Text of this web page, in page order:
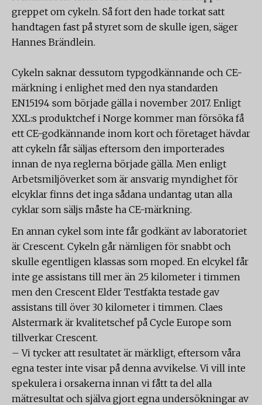
greppet om cykeln. Så fort den hade torkat satt
handtagen fast på styret som de skulle igen, säger
Hannes Brändlein.
Cykeln saknar dessutom typgodkännande och CE-
märkning i enlighet med den nya standarden
EN15194 som började gälla i november 2017. Enligt
XXL:s produktchef i Norge kommer man försöka få
ett CE-godkännande inom kort och företaget hävdar
att cykeln får säljas eftersom den importerades
innan de nya reglerna började gälla. Men enligt
Arbetsmiljöverket som är ansvarig myndighet för
elcyklar finns det inga sådana undantag utan alla
cyklar som säljs måste ha CE-märkning.
En annan cykel som inte får godkänt av laboratoriet
är Crescent. Cykeln går nämligen för snabbt och
skulle egentligen klassas som moped. En elcykel får
inte ge assistans till mer än 25 kilometer i timmen
men den Crescent Elder Testfakta testade gav
assistans till över 30 kilometer i timmen. Claes
Alstermark är kvalitetschef på Cycle Europe som
tillverkar Crescent.
– Vi tycker att resultatet är märkligt, eftersom våra
egna tester inte visar på denna avvikelse. Vi vill inte
spekulera i orsakerna innan vi fått ta del alla
mätresultat och själva gjort egna undersökningar av